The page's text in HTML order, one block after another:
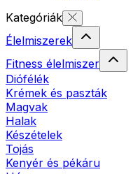
Kategóriák
Élelmiszerek
Fitness élelmiszer
Diófélék
Krémek és paszták
Magvak
Halak
Készételek
Tojás
Kenyér és pékáru